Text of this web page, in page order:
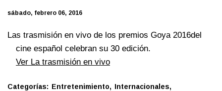
sábado, febrero 06, 2016
Las trasmisión en vivo de los premios Goya 2016del
cine español celebran su 30 edición.
Ver La trasmisión en vivo
Categorías: Entretenimiento
Internacionales